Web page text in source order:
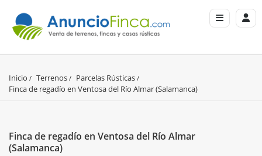
Inicio Terrenos
Parcelas Rústicas
Finca de regadío en Ventosa del Río Almar (Salamanca)
Finca de regadío en Ventosa del Río Almar
(Salamanca)